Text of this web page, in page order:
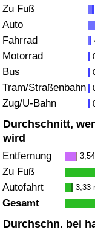
Zu Fuß
Auto
Fahrrad
Motorrad
Bus
Tram/Straßenbahn
Zug/U-Bahn
Durchschnitt,
wird
Entfernung
Zu Fuß
Autofahrt 3,33
Gesamt
Durchschn. bei
Verkehr
Verkehrs-Index
Verkehrs-Index
Verkehrs-Index